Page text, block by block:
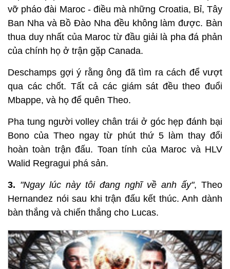
vỡ pháo đài Maroc - điều mà những Croatia, Bỉ, Tây
Ban Nha và Bồ Đào Nha đều không làm được. Bàn
thua duy nhất của Maroc từ đầu giải là pha đá phản
của chính họ ở trận gặp Canada.
Deschamps gợi ý rằng ông đã tìm ra cách để vượt
qua các chốt. Tất cả các giám sát đều theo đuổi
Mbappe, và họ để quên Theo.
Pha tung người volley chân trái ở góc hẹp đánh bại
Bono của Theo ngay từ phút thứ 5 làm thay đổi
hoàn toàn trận đấu. Toan tính của Maroc và HLV
Walid Regragui phá sản.
3. "Ngay lúc này tôi đang nghĩ về anh ấy", Theo
Hernandez nói sau khi trận đấu kết thúc. Anh dành
bàn thắng và chiến thắng cho Lucas.